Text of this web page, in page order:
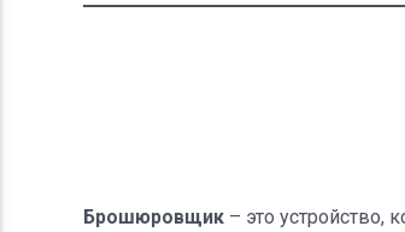
Брошюровщик– это устройство,